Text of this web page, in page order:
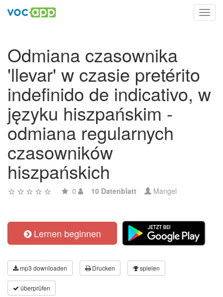
Odmiana czasownika
'llevar' w czasie pretérito
indefinido de indicativo, w
języku hiszpańskim -
odmiana regularnych
czasowników
hiszpańskich
0 10 Datenblatt Mangel
Lernen beginnen
mp3 downloaden Drucken spielen
überprüfen